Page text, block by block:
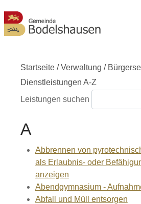
Startseite /Verwaltung /
Dienstleistungen A-Z
Leistungen suchen
A
Abbrennen von
als Erlaubnis- oder
anzeigen
Abendgymnasium -
Abfall und Müll entsorgen